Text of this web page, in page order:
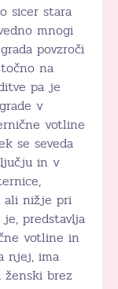
sicer stara
mnogi
povzroči
na
pa je
v
votline
se seveda
in v
ali nižje pri
je, predstavlja
votline in
njej, ima
brez